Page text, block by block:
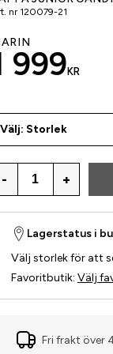
nr 120079-21
999 KR
Välj: Storlek
- +
Lagerstatus i
Välj storlek för att
Favoritbutik: Välj
Fri frakt över